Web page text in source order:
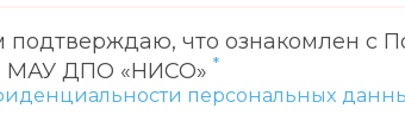
что ознакомлен с
МАУ ДПО «НИСО»
персональных